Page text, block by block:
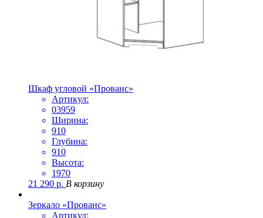
Шкаф угловой «Прованс»
Артикул:
03959
Ширина:
910
Глубина:
910
Высота:
1970
21 290 р. В корзину
Зеркало «Прованс»
Артикул: